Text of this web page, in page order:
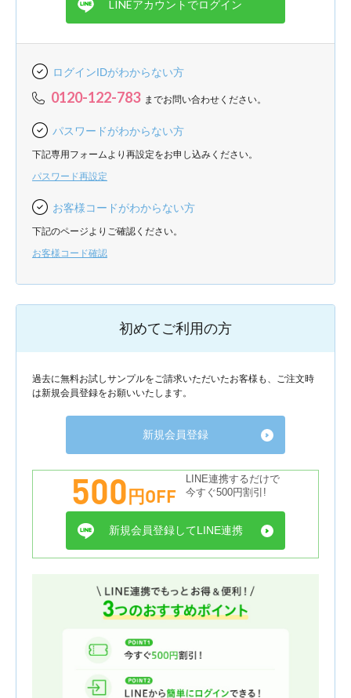
ログインIDがわからない方
0120-122-783 までお問い合わせください。
パスワードがわからない方
下記専用フォームより再設定をお申し込みください。
パスワード再設定
お客様コードがわからない方
下記のページよりご確認ください。
お客様コード確認
初めてご利用の方
過去に無料お試しサンプルをご請求いただいたお客様も、ご注文時
は新規会員登録をお願いいたします。
新規会員登録
500円OFF
LINE連携するだけで
今すぐ500円割引!
新規会員登録してLINE連携